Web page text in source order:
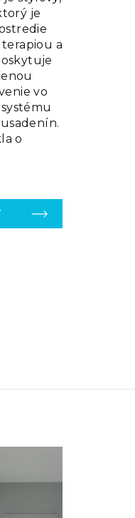
je
a
vo
o